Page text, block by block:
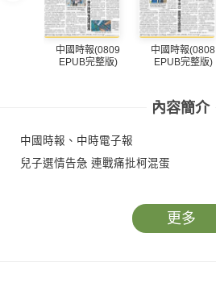
中國時報(0809
EPUB完整版)
中國時報(0808
EPUB完整版)
內容簡介
中國時報、中時電子報
兒子選情告急 連戰痛批柯混蛋
更多